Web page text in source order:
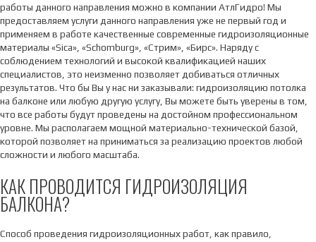
работы данного направления можно в компании АтлГидро! Мы
предоставляем услуги данного направления уже не первый год и
применяем в работе качественные современные гидроизоляционные
материалы «Sica», «Schomburg», «Стрим», «Бирс». Наряду с
соблюдением технологий и высокой квалификацией наших
специалистов, это неизменно позволяет добиваться отличных
результатов. Что бы Вы у нас ни заказывали: гидроизоляцию потолка
на балконе или любую другую услугу, Вы можете быть уверены в том,
что все работы будут проведены на достойном профессиональном
уровне. Мы располагаем мощной материально-технической базой,
которой позволяет на приниматься за реализацию проектов любой
сложности и любого масштаба.
КАК ПРОВОДИТСЯ ГИДРОИЗОЛЯЦИЯ
БАЛКОНА?
Способ проведения гидроизоляционных работ, как правило,